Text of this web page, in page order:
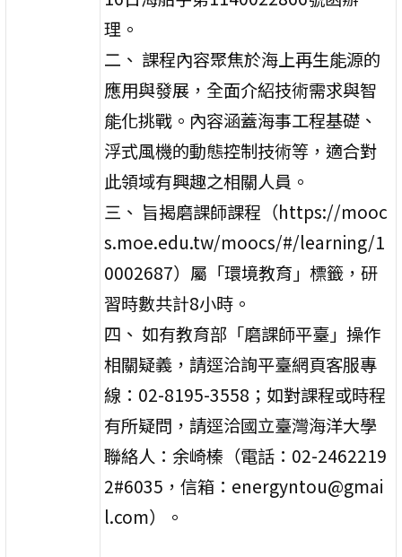
理。
二、 課程內容聚焦於海上再生能源的
應用與發展，全面介紹技術需求與智
能化挑戰。內容涵蓋海事工程基礎、
浮式風機的動態控制技術等，適合對
此領域有興趣之相關人員。
三、 旨揭磨課師課程（https://mooc
s.moe.edu.tw/moocs/#/learning/1
0002687）屬「環境教育」標籤，研
習時數共計8小時。
四、 如有教育部「磨課師平臺」操作
相關疑義，請逕洽詢平臺網頁客服專
線：02-8195-3558；如對課程或時程
有所疑問，請逕洽國立臺灣海洋大學
聯絡人：余崎榛（電話：02-2462219
2#6035，信箱：energyntou@gmai
l.com）。